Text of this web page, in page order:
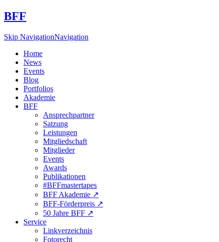
BFF
Skip NavigationNavigation
Home
News
Events
Blog
Portfolios
Akademie
BFF
Ansprechpartner
Satzung
Leistungen
Mitgliedschaft
Mitglieder
Events
Awards
Publikationen
#BFFmastertapes
BFF Akademie ↗︎
BFF-Förderpreis ↗︎
50 Jahre BFF ↗︎
Service
Linkverzeichnis
Fotorecht